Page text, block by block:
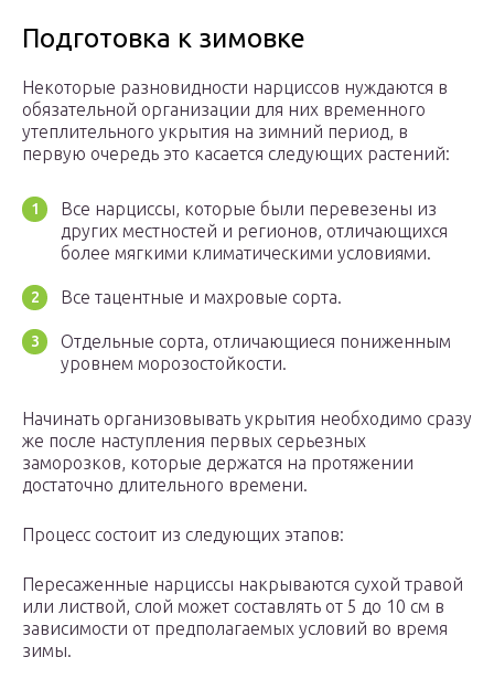
Подготовка к зимовке
Некоторые разновидности нарциссов нуждаются в
обязательной организации для них временного
утеплительного укрытия на зимний период, в
первую очередь это касается следующих растений:
Все нарциссы, которые были перевезены из
других местностей и регионов, отличающихся
более мягкими климатическими условиями.
Все тацентные и махровые сорта.
Отдельные сорта, отличающиеся пониженным
уровнем морозостойкости.
Начинать организовывать укрытия необходимо сразу
же после наступления первых серьезных
заморозков, которые держатся на протяжении
достаточно длительного времени.
Процесс состоит из следующих этапов:
Пересаженные нарциссы накрываются сухой травой
или листвой, слой может составлять от 5 до 10 см в
зависимости от предполагаемых условий во время
зимы.